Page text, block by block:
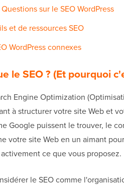
sur le SEO WordPress
et de ressources SEO
WordPress connexes
le SEO ? (Et pourquoi
Engine Optimization
à structurer votre site Web et
Google puissent le trouver, le
votre site Web en un aimant
ce que vous proposez.
le SEO comme